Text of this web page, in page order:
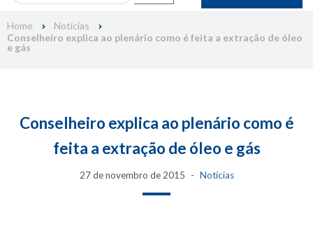
Home
Notícias
Conselheiro explica ao plenário como é feita a extração de óleo
e gás
Conselheiro explica ao plenário como é
feita a extração de óleo e gás
27 de novembro de 2015 Notícias